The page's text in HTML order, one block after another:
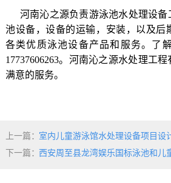
河南沁之源负责游泳池水处理设
池设备，设备的运输，安装，以及后
各类优质泳池设备产品和服务。了
17737606263。河南沁之源水处理工
满意的服务。
上一篇： 室内儿童游泳馆水处理设备项目设
下一篇： 西安周至县龙湾娱乐国标泳池和儿